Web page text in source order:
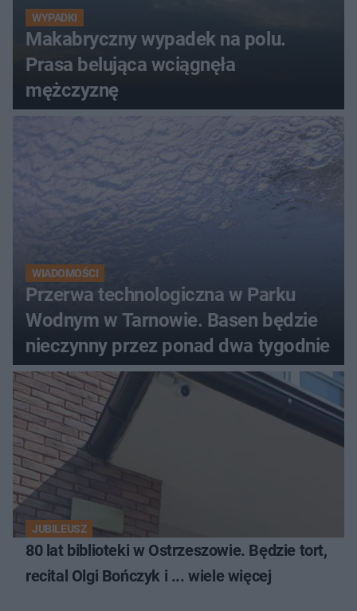
WYPADKI
Makabryczny wypadek na polu.
Prasa belująca wciągnęła
mężczyznę
WIADOMOŚCI
Przerwa technologiczna w Parku
Wodnym w Tarnowie. Basen będzie
nieczynny przez ponad dwa tygodnie
JUBILEUSZ
80 lat biblioteki w Ostrzeszowie. Będzie tort,
recital Olgi Bończyk i ... wiele więcej